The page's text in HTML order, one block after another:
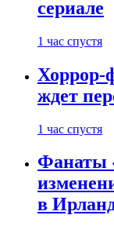
сериале
1 час спустя
Хоррор-
ждет
1 час спустя
Фанаты
в